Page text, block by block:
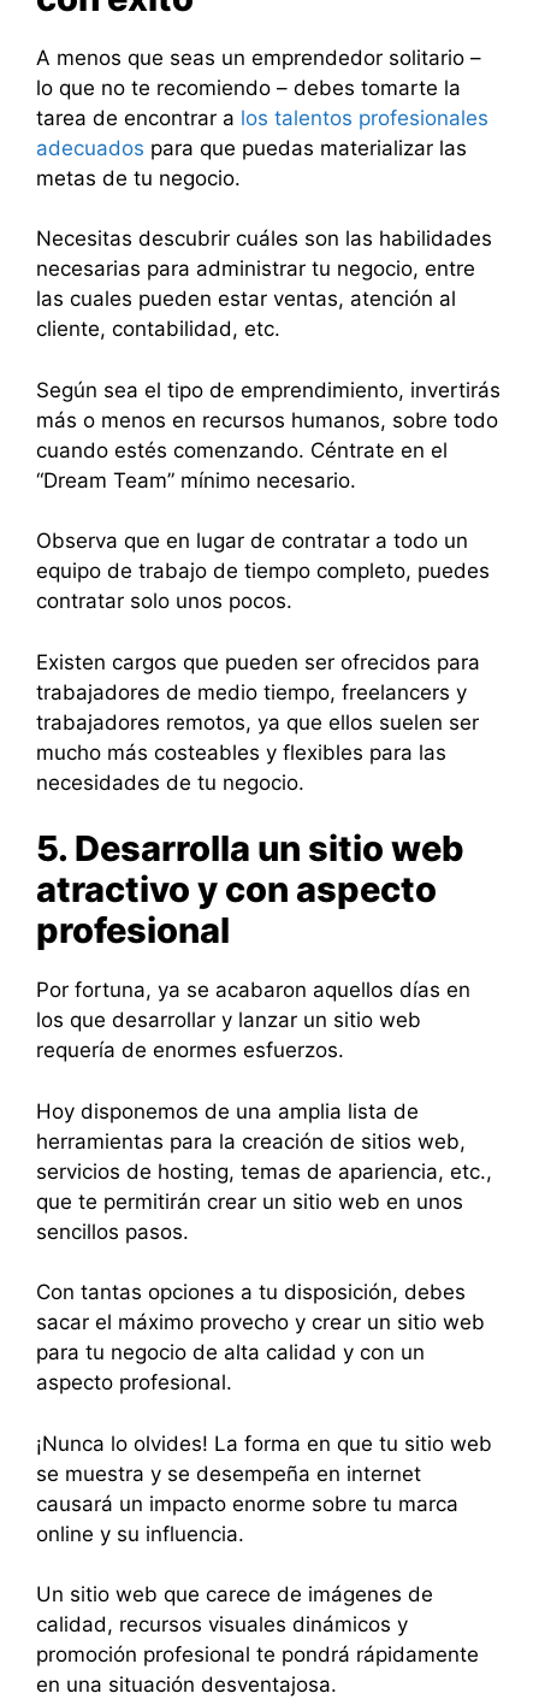
A menos que seas un emprendedor solitario –
lo que no te recomiendo – debes tomarte la
tarea de encontrar a los talentos profesionales
adecuados para que puedas materializar las
metas de tu negocio.
Necesitas descubrir cuáles son las habilidades
necesarias para administrar tu negocio, entre
las cuales pueden estar ventas, atención al
cliente, contabilidad, etc.
Según sea el tipo de emprendimiento, invertirás
más o menos en recursos humanos, sobre todo
cuando estés comenzando. Céntrate en el
“Dream Team” mínimo necesario.
Observa que en lugar de contratar a todo un
equipo de trabajo de tiempo completo, puedes
contratar solo unos pocos.
Existen cargos que pueden ser ofrecidos para
trabajadores de medio tiempo, freelancers y
trabajadores remotos, ya que ellos suelen ser
mucho más costeables y flexibles para las
necesidades de tu negocio.
5. Desarrolla un sitio web
atractivo y con aspecto
profesional
Por fortuna, ya se acabaron aquellos días en
los que desarrollar y lanzar un sitio web
requería de enormes esfuerzos.
Hoy disponemos de una amplia lista de
herramientas para la creación de sitios web,
servicios de hosting, temas de apariencia, etc.,
que te permitirán crear un sitio web en unos
sencillos pasos.
Con tantas opciones a tu disposición, debes
sacar el máximo provecho y crear un sitio web
para tu negocio de alta calidad y con un
aspecto profesional.
¡Nunca lo olvides! La forma en que tu sitio web
se muestra y se desempeña en internet
causará un impacto enorme sobre tu marca
online y su influencia.
Un sitio web que carece de imágenes de
calidad, recursos visuales dinámicos y
promoción profesional te pondrá rápidamente
en una situación desventajosa.